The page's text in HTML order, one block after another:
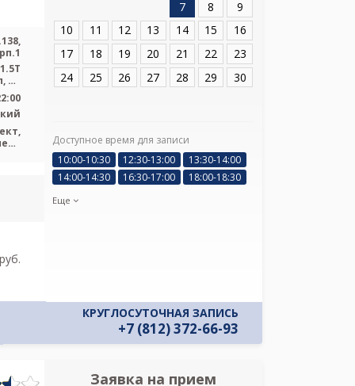
КТ
...
7 8
9
10
11 12 13 14 15
16
17
18 19 20 21 22
23
24
25 26 27 28 29 30
Доступное время для записи
10:00-10:30
12:30-13:00
13:30-14:00
14:00-14:30
16:30-17:00 18:00-18:30
Еще
КРУГЛОСУТОЧНАЯ ЗАПИСЬ
+7 (812) 372-66-93
Заявка на прием